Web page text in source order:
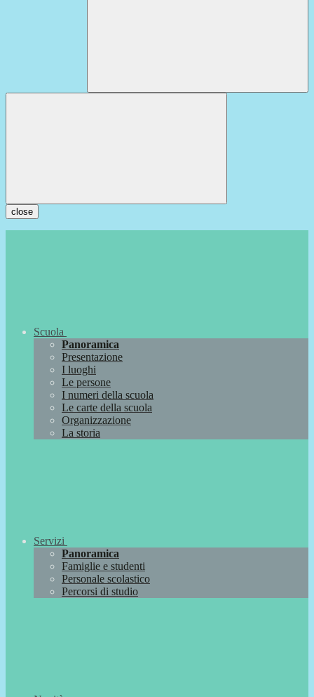
close
Scuola
Panoramica
Presentazione
I luoghi
Le persone
I numeri della scuola
Le carte della scuola
Organizzazione
La storia
Servizi
Panoramica
Famiglie e studenti
Personale scolastico
Percorsi di studio